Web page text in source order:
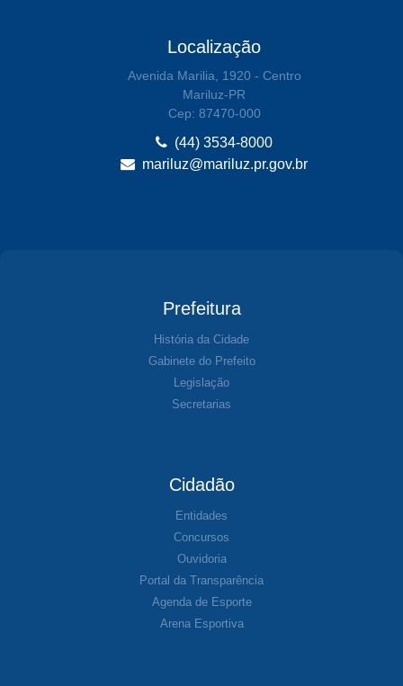
Localização
Avenida Marilia, 1920 - Centro
Mariluz-PR
Cep: 87470-000
(44) 3534-8000
mariluz@mariluz.pr.gov.br
Prefeitura
História da Cidade
Gabinete do Prefeito
Legislação
Secretarias
Cidadão
Entidades
Concursos
Ouvidoria
Portal da Transparência
Agenda de Esporte
Arena Esportiva